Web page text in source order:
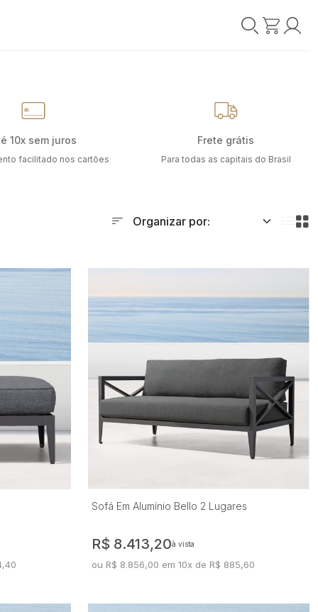
10x sem juros
facilitado nos cartões
Frete grátis
Para todas as capitais do Brasil
Sofá Em Alumínio Bello 2 Lugares
R$ 8.413,20à vista
ou R$ 8.856,00 em 10x de R$ 885,60